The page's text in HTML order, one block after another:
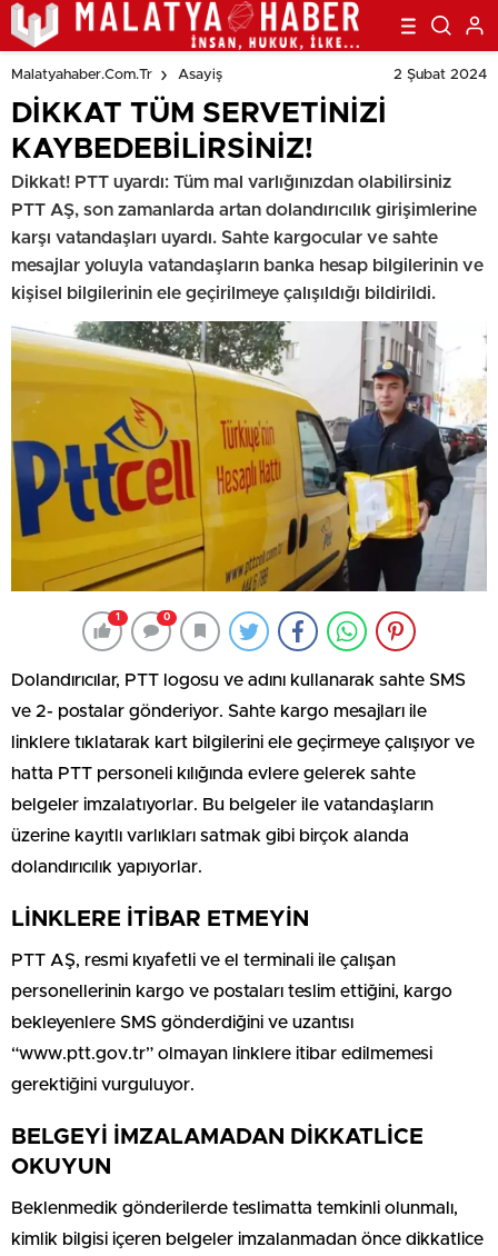
Malatyahaber.com.tr Asayiş 2 Şubat 2024
DİKKAT TÜM SERVETİNİZİ
KAYBEDEBİLİRSİNİZ!
Dikkat! PTT uyardı: Tüm mal varlığınızdan olabilirsiniz
PTT AŞ, son zamanlarda artan dolandırıcılık girişimlerine
karşı vatandaşları uyardı. Sahte kargocular ve sahte
mesajlar yoluyla vatandaşların banka hesap bilgilerinin ve
kişisel bilgilerinin ele geçirilmeye çalışıldığı bildirildi.
1 0
Dolandırıcılar, PTT logosu ve adını kullanarak sahte SMS
ve 2- postalar gönderiyor. Sahte kargo mesajları ile
linklere tıklatarak kart bilgilerini ele geçirmeye çalışıyor ve
hatta PTT personeli kılığında evlere gelerek sahte
belgeler imzalatıyorlar. Bu belgeler ile vatandaşların
üzerine kayıtlı varlıkları satmak gibi birçok alanda
dolandırıcılık yapıyorlar.
LİNKLERE İTİBAR ETMEYİN
PTT AŞ, resmi kıyafetli ve el terminali ile çalışan
personellerinin kargo ve postaları teslim ettiğini, kargo
bekleyenlere SMS gönderdiğini ve uzantısı
“www.ptt.gov.tr” olmayan linklere itibar edilmemesi
gerektiğini vurguluyor.
BELGEYİ İMZALAMADAN DİKKATLİCE
OKUYUN
Beklenmedik gönderilerde teslimatta temkinli olunmalı,
kimlik bilgisi içeren belgeler imzalanmadan önce dikkatlice